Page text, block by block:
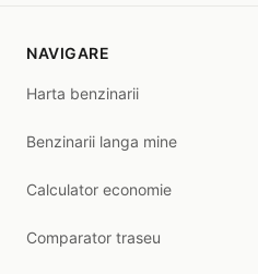
NAVIGARE
Harta benzinarii
Benzinarii langa mine
Calculator economie
Comparator traseu